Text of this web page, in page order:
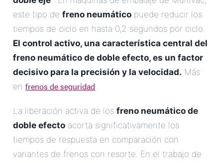
este tipo de freno neumático puede reducir los
tiempos de ciclo en hasta 0,2 segundos por ciclo.
El control activo, una característica central del
freno neumático de doble efecto, es un factor
decisivo para la precisión y la velocidad. Más
en frenos de seguridad.
La liberación activa de los freno neumático de
doble efecto acorta significativamente los
tiempos de respuesta en comparación con
variantes de frenos con resorte. En el trabajo de